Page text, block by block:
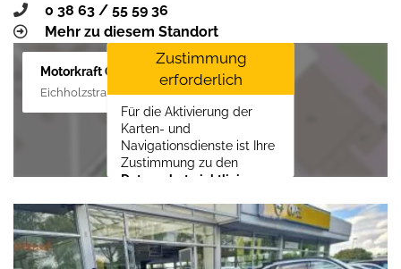
0 38 63 / 55 59 36
Mehr zu diesem Standort
Motorkraft GmbH
Eichholzstraße 88, 19089 Crivitz
Zustimmung
erforderlich
Für die Aktivierung der
Karten- und
Navigationsdienste ist Ihre
Zustimmung zu den
Datenschutzrichtlinien
LLCerforderlich.
Zustimmen und